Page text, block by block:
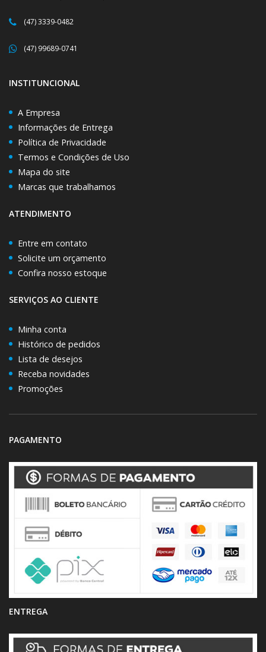
(47) 3339-0482
(47) 99689-0741
INSTITUNCIONAL
A Empresa
Informações de Entrega
Política de Privacidade
Termos e Condições de Uso
Mapa do site
Marcas que trabalhamos
ATENDIMENTO
Entre em contato
Solicite um orçamento
Confira nosso estoque
SERVIÇOS AO CLIENTE
Minha conta
Histórico de pedidos
Lista de desejos
Receba novidades
Promoções
PAGAMENTO
ENTREGA